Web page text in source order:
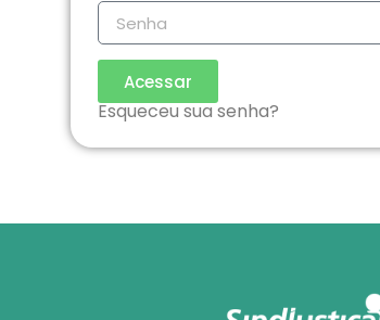
Acessar
Esqueceu sua senha?